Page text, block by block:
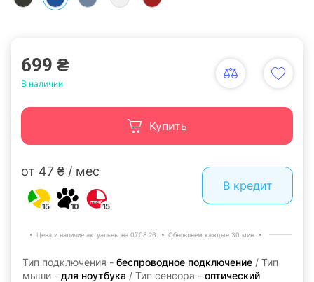
699 ₴
В наличии
Купить
от 47 ₴ / мес
15 10 15
В кредит
Цена и наличие актуальны на 07.08.26. Обновляем каждые 30 мин.
Тип подключения - беспроводное подключение / Тип
мыши - для ноутбука / Тип сенсора - оптический